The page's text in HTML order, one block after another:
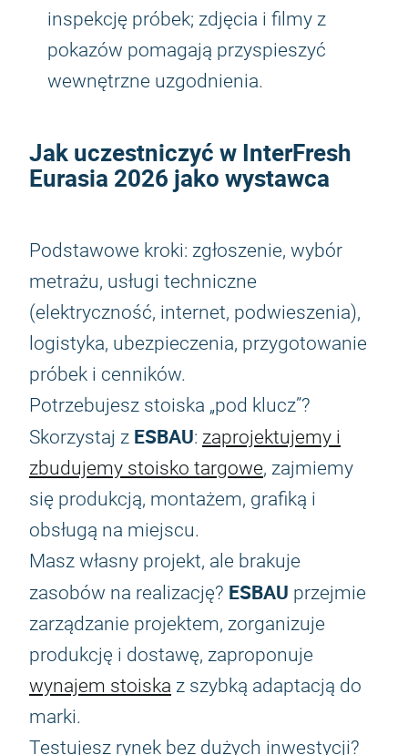
inspekcję próbek; zdjęcia i filmy z
pokazów pomagają przyspieszyć
wewnętrzne uzgodnienia.
Jak uczestniczyć w InterFresh
Eurasia 2026 jako wystawca
Podstawowe kroki: zgłoszenie, wybór
metrażu, usługi techniczne
(elektryczność, internet, podwieszenia),
logistyka, ubezpieczenia, przygotowanie
próbek i cenników.
Potrzebujesz stoiska „pod klucz”?
Skorzystaj z ESBAU: zaprojektujemy i
zbudujemy stoisko targowe, zajmiemy
się produkcją, montażem, grafiką i
obsługą na miejscu.
Masz własny projekt, ale brakuje
zasobów na realizację? ESBAU przejmie
zarządzanie projektem, zorganizuje
produkcję i dostawę, zaproponuje
wynajem stoiska z szybką adaptacją do
marki.
Testujesz rynek bez dużych inwestycji?